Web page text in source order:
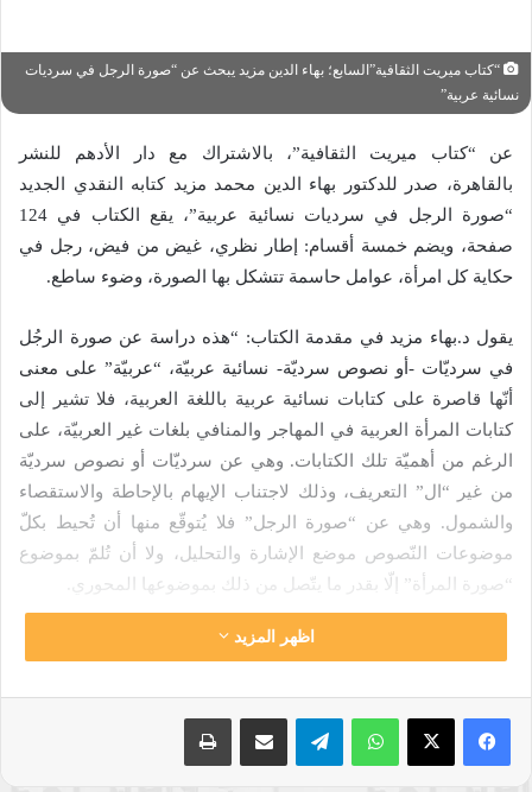
“كتاب ميريت الثقافية”السابع؛ بهاء الدين مزيد يبحث عن “صورة الرجل في سرديات
نسائية عربية”
عن “كتاب ميريت الثقافية”، بالاشتراك مع دار الأدهم للنشر
بالقاهرة، صدر للدكتور بهاء الدين محمد مزيد كتابه النقدي الجديد
“صورة الرجل في سرديات نسائية عربية”، يقع الكتاب في 124
صفحة، ويضم خمسة أقسام: إطار نظري، غيض من فيض، رجل في
حكاية كل امرأة، عوامل حاسمة تتشكل بها الصورة، وضوء ساطع.
يقول د.بهاء مزيد في مقدمة الكتاب: “هذه دراسة عن صورة الرجُل
في سرديّات -أو نصوص سرديّة- نسائية عربيّة، “عربيّة” على معنى
أنّها قاصرة على كتابات نسائية عربية باللغة العربية، فلا تشير إلى
كتابات المرأة العربية في المهاجر والمنافي بلغات غير العربيّة، على
الرغم من أهميّة تلك الكتابات. وهي عن سرديّات أو نصوص سرديّة
من غير “ال” التعريف، وذلك لاجتناب الإيهام بالإحاطة والاستقصاء
والشمول. وهي عن “صورة الرجل” فلا يُتوقّع منها أن تُحيط بكلّ
موضوعات النّصوص موضع الإشارة والتحليل، ولا أن تُلمّ بموضوع
“صورة المرأة” إلّا بقدر ما يتّصل من ذلك بموضوعها المحوري.
ليس في هذه الدراسة تأريخ للنسويّة العربيّة، ولا تأريخ للرواية
ليست النّصوص السرديّة النسائيّة الوحيدة التي تتناول صورة الرجل،
فلا يكاد يخلو نصّ سرديّ نسائي من انشغال بالرجُل. تناولت دراسات
اظهر المزيد
واتساب تيلقرام مشاركة عبر البريد طباعة